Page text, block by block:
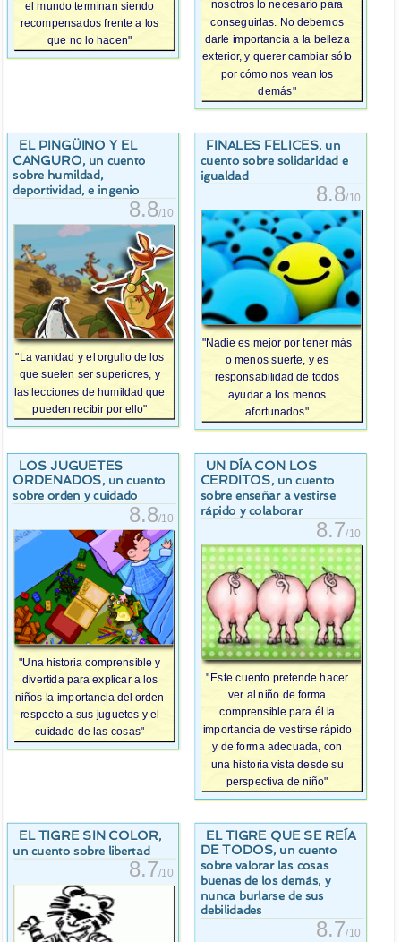
el mundo terminan siendo
recompensados frente a los
que no lo hacen"
nosotros lo necesario para
conseguirlas. No debemos
darle importancia a la belleza
exterior, y querer cambiar sólo
por cómo nos vean los
demás"
EL PINGÜINO Y EL
CANGURO, un cuento
sobre humildad,
deportividad, e ingenio
8.8/10
"La vanidad y el orgullo de los
que suelen ser superiores, y
las lecciones de humildad que
pueden recibir por ello"
FINALES FELICES, un
cuento sobre solidaridad e
igualdad
8.8/10
"Nadie es mejor por tener más
o menos suerte, y es
responsabilidad de todos
ayudar a los menos
afortunados"
LOS JUGUETES
ORDENADOS, un cuento
sobre orden y cuidado
8.8/10
"Una historia comprensible y
divertida para explicar a los
niños la importancia del orden
respecto a sus juguetes y el
cuidado de las cosas"
UN DÍA CON LOS
CERDITOS, un cuento
sobre enseñar a vestirse
rápido y colaborar
8.7/10
"Este cuento pretende hacer
ver al niño de forma
comprensible para él la
importancia de vestirse rápido
y de forma adecuada, con
una historia vista desde su
perspectiva de niño"
EL TIGRE SIN COLOR,
un cuento sobre libertad
8.7/10
EL TIGRE QUE SE REÍA
DE TODOS, un cuento
sobre valorar las cosas
buenas de los demás, y
nunca burlarse de sus
debilidades
8.7/10